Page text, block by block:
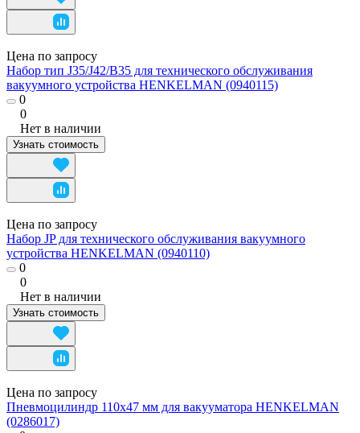
Цена по запросу
Набор тип J35/J42/B35 для технического обслуживания
вакуумного устройства HENKELMAN (0940115)
0
0
Нет в наличии
Узнать стоимость
Цена по запросу
Набор JP для технического обслуживания вакуумного
устройства HENKELMAN (0940110)
0
0
Нет в наличии
Узнать стоимость
Цена по запросу
Пневмоцилиндр 110х47 мм для вакууматора HENKELMAN
(0286017)